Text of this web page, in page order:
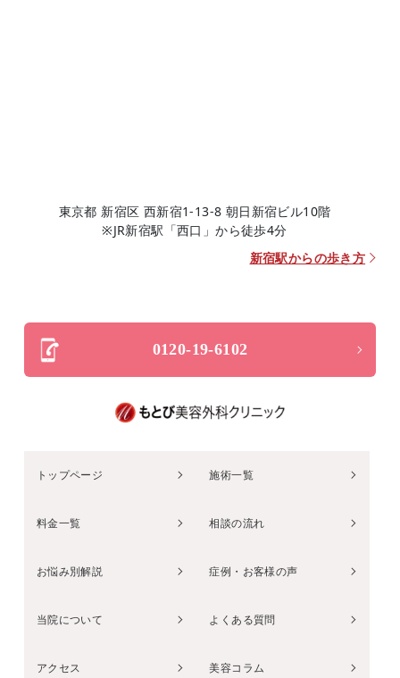
東京都 新宿区 西新宿1-13-8 朝日新宿ビル10階
※JR新宿駅「西口」から徒歩4分
新宿駅からの歩き方
0120-19-6102
トップページ 施術一覧
料金一覧 相談の流れ
お悩み別解説 症例・お客様の声
当院について よくある質問
アクセス 美容コラム